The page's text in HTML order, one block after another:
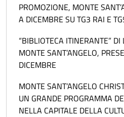
PROMOZIONE, MONTE
A DICEMBRE SU TG3 RAI E
“BIBLIOTECA ITINERANTE”
MONTE SANT’ANGELO,
DICEMBRE
MONTE SANT’ANGELO
UN GRANDE PROGRAMMA
NELLA CAPITALE DELLA